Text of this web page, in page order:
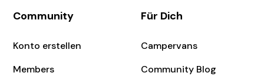
Community
Konto erstellen
Members
Für Dich
Campervans
Community Blog